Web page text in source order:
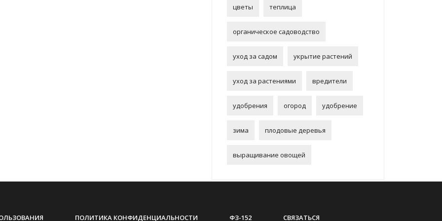
цветы теплица
органическое садоводство
уход за садом укрытие растений
уход за растениями вредители
удобрения огород удобрение
зима плодовые деревья
выращивание овощей
ПОЛИТИКА КОНФИДЕНЦИАЛЬНОСТИ ФЗ-152 СВЯЗАТЬСЯ